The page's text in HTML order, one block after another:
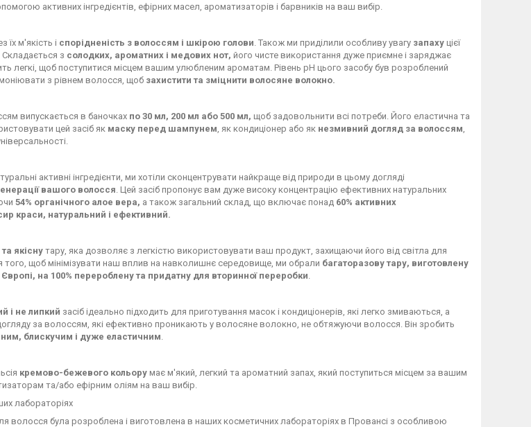
активних інгредієнтів, ефірних масел, ароматизаторів і барвників на ваш вибір.
їх м'якість і спорідненість з волоссям і шкірою голови. Також ми приділили особливу увагу запаху цієї
з солодких, ароматних і медових нот, його чисте використання дуже приємне і заряджає
легкі, щоб поступитися місцем вашим улюбленим ароматам. Рівень pH цього засобу був розроблений
з рівнем волосся, щоб захистити та зміцнити волосяне волокно.
випускається в баночках по 30 мл, 200 мл або 500 мл, щоб задовольнити всі потреби. Його еластична та
цей засіб як маску перед шампунем, як кондиціонер або як незмивний догляд за волоссям,
активні інгредієнти, ми хотіли сконцентрувати найкраще від природи в цьому догляді
вашого волосся. Цей засіб пропонує вам дуже високу концентрацію ефективних натуральних
54% органічного алое вера, а також загальний склад, що включає понад 60% активних
краси, натуральний і ефективний.
якісну тару, яка дозволяє з легкістю використовувати ваш продукт, захищаючи його від світла для
щоб мінімізувати наш вплив на навколишнє середовище, ми обрали багаторазову тару, виготовлену
на 100% перероблену та придатну для вторинної переробки.
і не липкий засіб ідеально підходить для приготування масок і кондиціонерів, які легко змиваються, а
за волоссям, які ефективно проникають у волосяне волокно, не обтяжуючи волосся. Він зробить
блискучим і дуже еластичним.
кремово-бежевого кольору має м'який, легкий та ароматний запах, який поступиться місцем за вашим
та/або ефірним оліям на ваш вибір.
лабораторіях
волосся була розроблена і виготовлена в наших косметичних лабораторіях в Провансі з особливою